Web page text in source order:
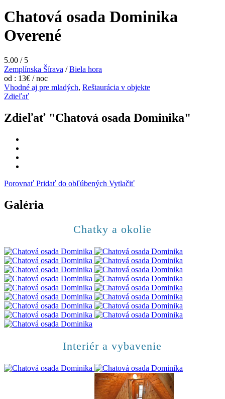
Chatová osada Dominika
Overené
5.00 /5
Zemplínska Šírava /Biela hora
od : 13€ / noc
Vhodné aj pre mladých, Reštaurácia v objekte
Zdieľať
Zdieľať "Chatová osada Dominika"
Porovnať Pridať do obľúbených Vytlačiť
Galéria
Chatky a okolie
Interiér a vybavenie